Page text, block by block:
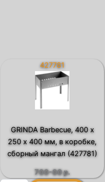
427781
GRINDA Barbecue, 400 х
250 х 400 мм, в коробке,
сборный мангал (427781)
700-00р.